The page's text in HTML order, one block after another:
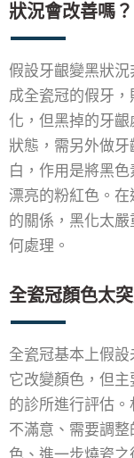
狀況會改善嗎？
假設牙齦變黑狀
成全瓷冠的假牙
化，但黑掉的牙
狀態，需另外做
白，作用是將黑
漂亮的粉紅色。
的關係，黑化太
何處理。
全瓷冠顏色太
全瓷冠基本上假
它改變顏色，但
的診所進行評估
不滿意、需要調